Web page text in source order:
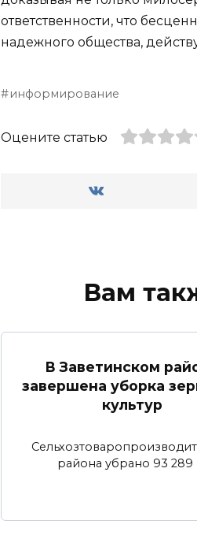
ответственности, что
надежного общества,
информирование
Оцените статью
Вам
В Заветинском
завершена уборка
культур
района убрано 93 289